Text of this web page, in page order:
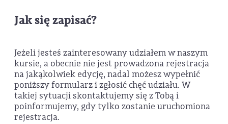
Jak się zapisać?
Jeżeli jesteś zainteresowany udziałem w naszym
kursie, a obecnie nie jest prowadzona rejestracja
na jakąkolwiek edycję, nadal możesz wypełnić
poniższy formularz i zgłosić chęć udziału. W
takiej sytuacji skontaktujemy się z Tobą i
poinformujemy, gdy tylko zostanie uruchomiona
rejestracja.